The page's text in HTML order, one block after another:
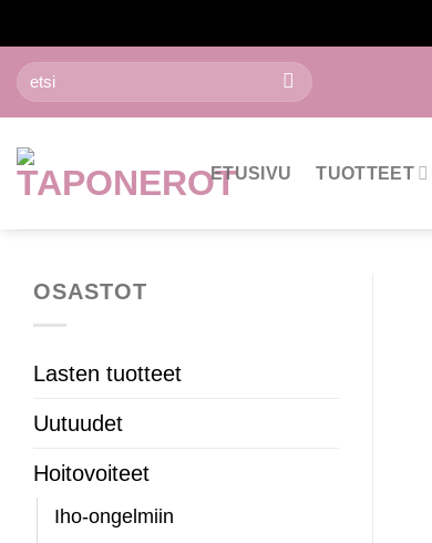
Skip
Etsi:
ETUSIVU TUOTTEET
OSASTOT
Lasten tuotteet
Uutuudet
Hoitovoiteet
Iho-ongelmiin